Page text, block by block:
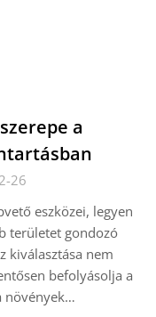
a
26
eszközei, legyen
területet gondozó
kiválasztása nem
befolyásolja a
növények…